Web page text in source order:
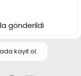
gönderildi
kayıt ol.